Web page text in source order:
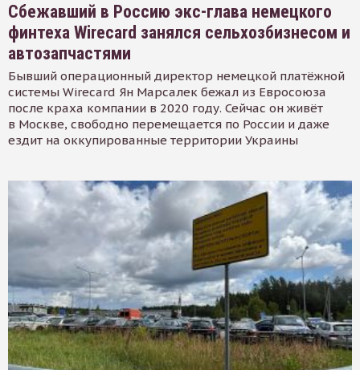
Сбежавший в Россию экс-глава немецкого
финтеха Wirecard занялся сельхозбизнесом и
автозапчастями
Бывший операционный директор немецкой платёжной
системы Wirecard Ян Марсалек бежал из Евросоюза
после краха компании в 2020 году. Сейчас он живёт
в Москве, свободно перемещается по России и даже
ездит на оккупированные территории Украины